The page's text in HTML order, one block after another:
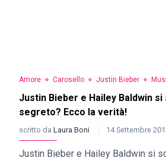
Amore Carosello Justin Bieber
Justin Bieber e Hailey Baldwin
segreto? Ecco la verità!
scritto da Laura Boni 14 Settembre
Justin Bieber e Hailey Baldwin si